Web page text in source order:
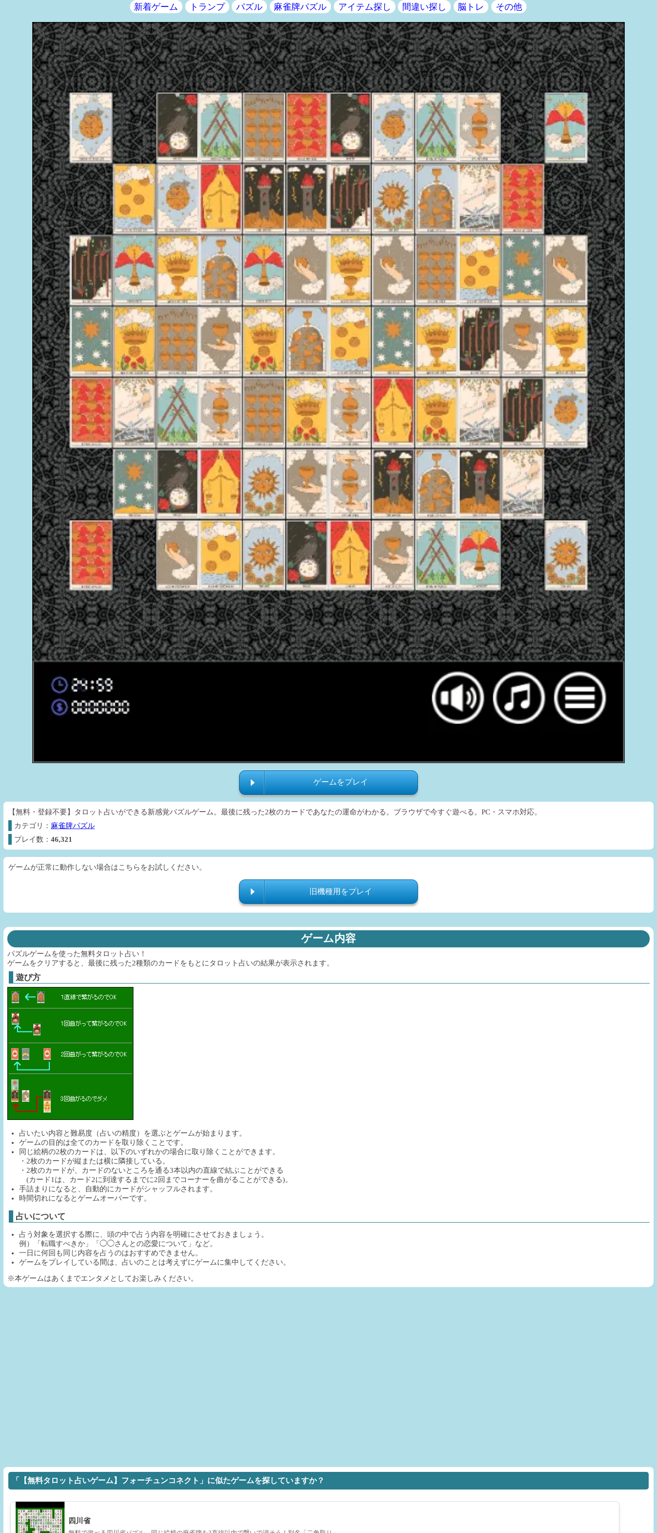
新着ゲーム トランプ パズル 麻雀牌パズル アイテム探し 間違い探し 脳トレ その他
ゲームをプレイ
【無料・登録不要】タロット占いができる新感覚パズルゲーム。最後に残った2枚のカードであなたの運命がわかる。ブラウザで今すぐ遊べる。PC・スマホ対応。
カテゴリ： 麻雀牌パズル
プレイ数：46,321
ゲームが正常に動作しない場合はこちらをお試しください。
旧機種用をプレイ
ゲーム内容
パズルゲームを使った無料タロット占い！
ゲームをクリアすると、最後に残った2種類のカードをもとにタロット占いの結果が表示されます。
遊び方
占いたい内容と難易度（占いの精度）を選ぶとゲームが始まります。
ゲームの目的は全てのカードを取り除くことです。
同じ絵柄の2枚のカードは、以下のいずれかの場合に取り除くことができます。
・2枚のカードが縦または横に隣接している。
・2枚のカードが、カードのないところを通る3本以内の直線で結ぶことができる
(カード1は、カード2に到達するまでに2回までコーナーを曲がることができる)。
手詰まりになると、自動的にカードがシャッフルされます。
時間切れになるとゲームオーバーです。
占いについて
占う対象を選択する際に、頭の中で占う内容を明確にさせておきましょう。
例）「転職すべきか」「◯◯さんとの恋愛について」など。
一日に何回も同じ内容を占うのはおすすめできません。
ゲームをプレイしている間は、占いのことは考えずにゲームに集中してください。
※本ゲームはあくまでエンタメとしてお楽しみください。
「【無料タロット占いゲーム】フォーチュンコネクト」に似たゲームを探していますか？
四川省